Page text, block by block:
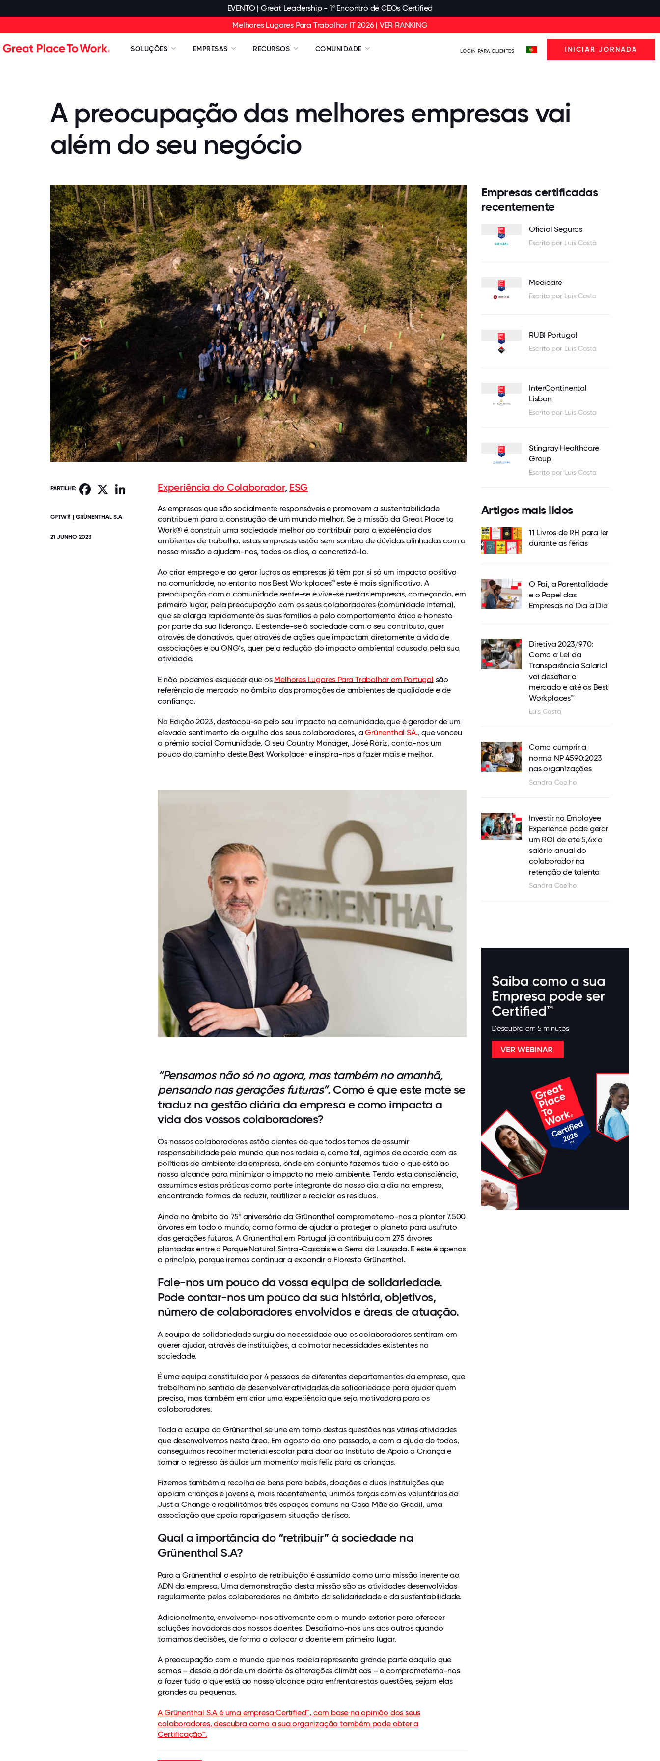
EVENTO | Great Leadership - 1º Encontro de CEOs Certified
Melhores Lugares Para Trabalhar IT 2026 | VER RANKING
SOLUÇÕES EMPRESAS RECURSOS COMUNIDADE LOGIN PARA CLIENTES INICIAR JORNADA
A preocupação das melhores empresas vai
além do seu negócio
PARTILHE: Facebook
GPTW® | GRÜNENTHAL S.A
21 JUNHO 2023
Experiência do Colaborador, ESG
As empresas que são socialmente responsáveis e promovem a sustentabilidade
contribuem para a construção de um mundo melhor. Se a missão da Great Place to
Work® é construir uma sociedade melhor ao contribuir para a excelência dos
ambientes de trabalho, estas empresas estão sem sombra de dúvidas alinhadas com a
nossa missão e ajudam-nos, todos os dias, a concretizá-la.
Ao criar emprego e ao gerar lucros as empresas já têm por si só um impacto positivo
na comunidade, no entanto nos Best Workplaces™este é mais significativo. A
preocupação com a comunidade sente-se e vive-se nestas empresas, começando, em
primeiro lugar, pela preocupação com os seus colaboradores (comunidade interna),
que se alarga rapidamente às suas famílias e pelo comportamento ético e honesto
por parte da sua liderança. E estende-se à sociedade com o seu contributo, quer
através de donativos, quer através de ações que impactam diretamente a vida de
associações e ou ONG’s, quer pela redução do impacto ambiental causado pela sua
atividade.
E não podemos esquecer que os Melhores Lugares Para Trabalhar em Portugal são
referência de mercado no âmbito das promoções de ambientes de qualidade e de
confiança.
Na Edição 2023, destacou-se pelo seu impacto na comunidade, que é gerador de um
elevado sentimento de orgulho dos seus colaboradores, aGrünenthal SA., que venceu
o prémio social Comunidade. O seu Country Manager, José Roriz, conta-nos um
pouco do caminho deste Best Workplace™e inspira-nos a fazer mais e melhor.
“Pensamos não só no agora, mas também no amanhã,
pensando nas gerações futuras”.Como é que este mote se
traduz na gestão diária da empresa e como impacta a
vida dos vossos colaboradores?
Os nossos colaboradores estão cientes de que todos temos de assumir
responsabilidade pelo mundo que nos rodeia e, como tal, agimos de acordo com as
políticas de ambiente da empresa, onde em conjunto fazemos tudo o que está ao
nosso alcance para minimizar o impacto no meio ambiente. Tendo esta consciência,
assumimos estas práticas como parte integrante do nosso dia a dia na empresa,
encontrando formas de reduzir, reutilizar e reciclar os resíduos.
Ainda no âmbito do 75º aniversário da Grünenthal comprometemo-nos a plantar 7.500
árvores em todo o mundo, como forma de ajudar a proteger o planeta para usufruto
das gerações futuras. A Grünenthal em Portugal já contribuiu com 275 árvores
plantadas entre o Parque Natural Sintra-Cascais e a Serra da Lousada. E este é apenas
o princípio, porque iremos continuar a expandir a Floresta Grünenthal.
Fale-nos um pouco da vossa equipa de solidariedade.
Pode contar-nos um pouco da sua história, objetivos,
número de colaboradores envolvidos e áreas de atuação.
A equipa de solidariedade surgiu da necessidade que os colaboradores sentiram em
querer ajudar, através de instituições, a colmatar necessidades existentes na
sociedade.
É uma equipa constituída por 4 pessoas de diferentes departamentos da empresa, que
trabalham no sentido de desenvolver atividades de solidariedade para ajudar quem
precisa, mas também em criar uma experiência que seja motivadora para os
colaboradores.
Toda a equipa da Grünenthal se une em torno destas questões nas várias atividades
que desenvolvemos nesta área. Em agosto do ano passado, e com a ajuda de todos,
conseguimos recolher material escolar para doar ao Instituto de Apoio à Criança e
tornar o regresso às aulas um momento mais feliz para as crianças.
Fizemos também a recolha de bens para bebés, doações a duas instituições que
apoiam crianças e jovens e, mais recentemente, unimos forças com os voluntários da
Just a Change e reabilitámos três espaços comuns na Casa Mãe do Gradil, uma
associação que apoia raparigas em situação de risco.
Qual a importância do “retribuir” à sociedade na
Grünenthal S.A?
Para a Grünenthal o espírito de retribuição é assumido como uma missão inerente ao
ADN da empresa. Uma demonstração desta missão são as atividades desenvolvidas
regularmente pelos colaboradores no âmbito da solidariedade e da sustentabilidade.
Adicionalmente, envolvemo-nos ativamente com o mundo exterior para oferecer
soluções inovadoras aos nossos doentes. Desafiamo-nos uns aos outros quando
tomamos decisões, de forma a colocar o doente em primeiro lugar.
A preocupação com o mundo que nos rodeia representa grande parte daquilo que
somos – desde a dor de um doente às alterações climáticas – e comprometemo-nos
a fazer tudo o que está ao nosso alcance para enfrentar estas questões, sejam elas
grandes ou pequenas.
A Grünenthal S.A é uma empresa Certified™, com base na opinião dos seus
colaboradores, descubra como a sua organização também pode obter a
Certificação™.
Empresas certificadas
recentemente
Oficial Seguros
Escrito por Luis Costa
Medicare
Escrito por Luis Costa
RUBI Portugal
Escrito por Luis Costa
InterContinental
Lisbon
Escrito por Luis Costa
Stingray Healthcare
Group
Escrito por Luis Costa
Artigos mais lidos
11 Livros de RH para ler
durante as férias
O Pai, a Parentalidade
e o Papel das
Empresas no Dia a Dia
Diretiva 2023/970:
Como a Lei da
Transparência Salarial
vai desafiar o
mercado e até os Best
Workplaces™
Luis Costa
Como cumprir a
norma NP 4590:2023
nas organizações
Sandra Coelho
Investir no Employee
Experience pode gerar
um ROI de até 5,4x o
salário anual do
colaborador na
retenção de talento
Sandra Coelho